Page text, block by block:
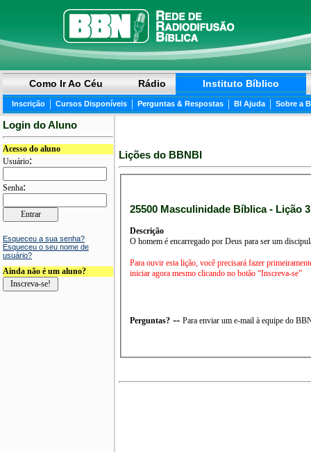
Como Ir Ao Céu Rádio Instituto Bíblico
Inscrição | Cursos Disponíveis | Perguntas & Respostas | BI Ajuda | Sobre a
Login do Aluno
Acesso do aluno
Usuário:
Senha:
Esqueceu a sua senha?
Esqueceu o seu nome de
usuário?
Ainda não é um aluno?
Lições do BBNBI
25500 Masculinidade Bíblica - Lição 3
Descrição
O homem é encarregado por Deus para ser um
Para ouvir esta lição, você precisará fazer
iniciar agora mesmo clicando no botão “Inscreva-se”
Perguntas? -- Para enviar um e-mail à equipe do